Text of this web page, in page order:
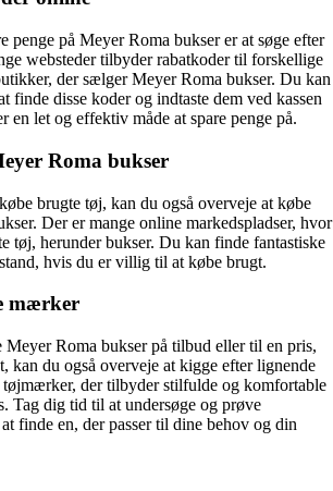
penge på Meyer Roma bukser er at søge efter
websteder tilbyder rabatkoder til forskellige
der sælger Meyer Roma bukser. Du kan
finde disse koder og indtaste dem ved kassen
en let og effektiv måde at spare penge på.
Roma bukser
brugte tøj, kan du også overveje at købe
Der er mange online markedspladser, hvor
tøj, herunder bukser. Du kan finde fantastiske
hvis du er villig til at købe brugt.
mærker
Roma bukser på tilbud eller til en pris,
kan du også overveje at kigge efter lignende
der tilbyder stilfulde og komfortable
Tag dig tid til at undersøge og prøve
finde en, der passer til dine behov og din